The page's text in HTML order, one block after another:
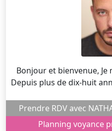
Bonjour et bienvenue, Je me prénomme Nathaniel.
Depuis plus de dix-huit
Planning voyance